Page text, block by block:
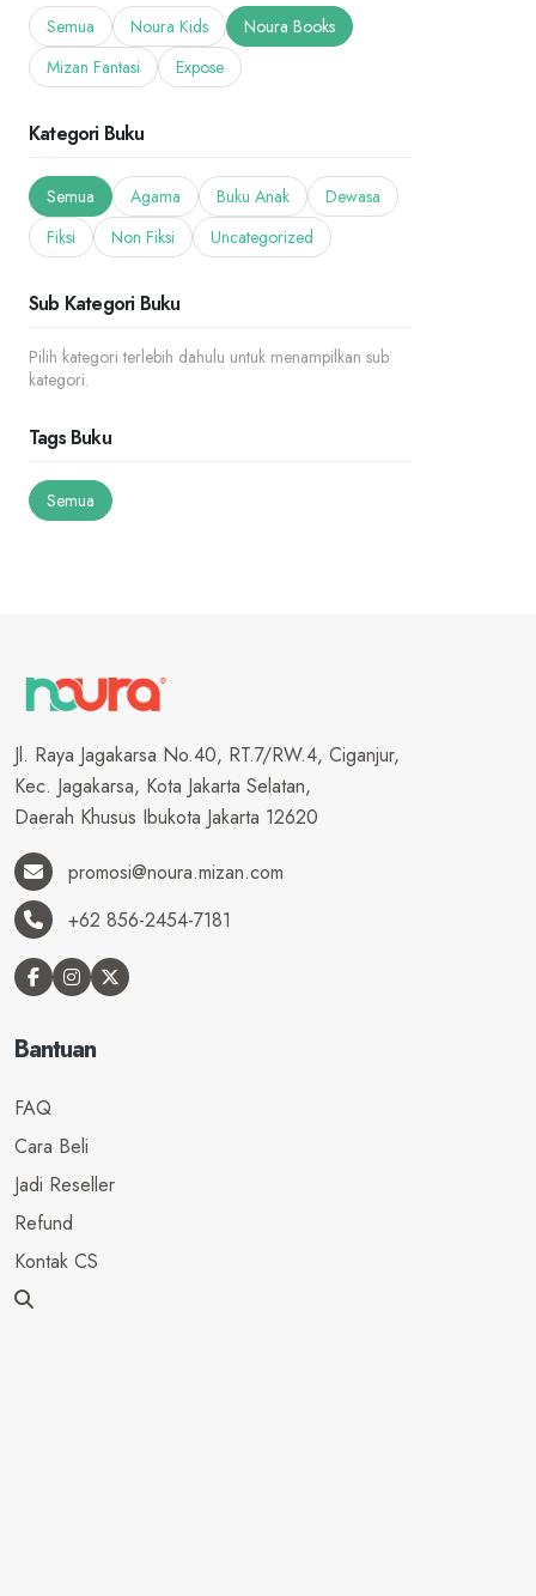
Semua Noura Kids
Noura Books
Mizan Fantasi
Expose
Kategori Buku
Semua Agama Buku Anak
Dewasa
Fiksi
Non Fiksi Uncategorized
Sub Kategori Buku
Pilih kategori terlebih dahulu untuk menampilkan sub
kategori.
Tags Buku
Semua
Jl. Raya Jagakarsa No.40, RT.7/RW.4, Ciganjur,
Kec. Jagakarsa, Kota Jakarta Selatan,
Daerah Khusus Ibukota Jakarta 12620
promosi@noura.mizan.com
+62 856-2454-7181
Bantuan
FAQ
Cara Beli
Jadi Reseller
Refund
Kontak CS